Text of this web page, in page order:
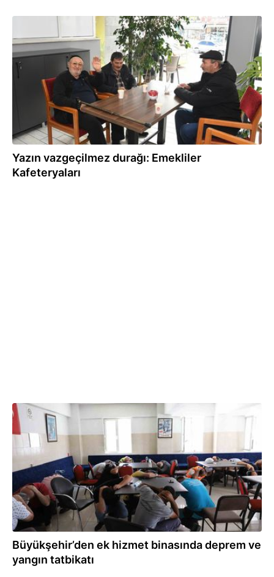
Yazın vazgeçilmez durağı: Emekliler
Kafeteryaları
30.07.2026
Büyükşehir’den ek hizmet binasında deprem ve
yangın tatbikatı